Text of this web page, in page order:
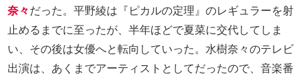
奈々だった。平野綾は『ピカルの定理』のレギュラーを射
止めるまでに至ったが、半年ほどで夏菜に交代してしま
い、その後は女優へと転向していった。水樹奈々のテレビ
出演は、あくまでアーティストとしてだったので、音楽番